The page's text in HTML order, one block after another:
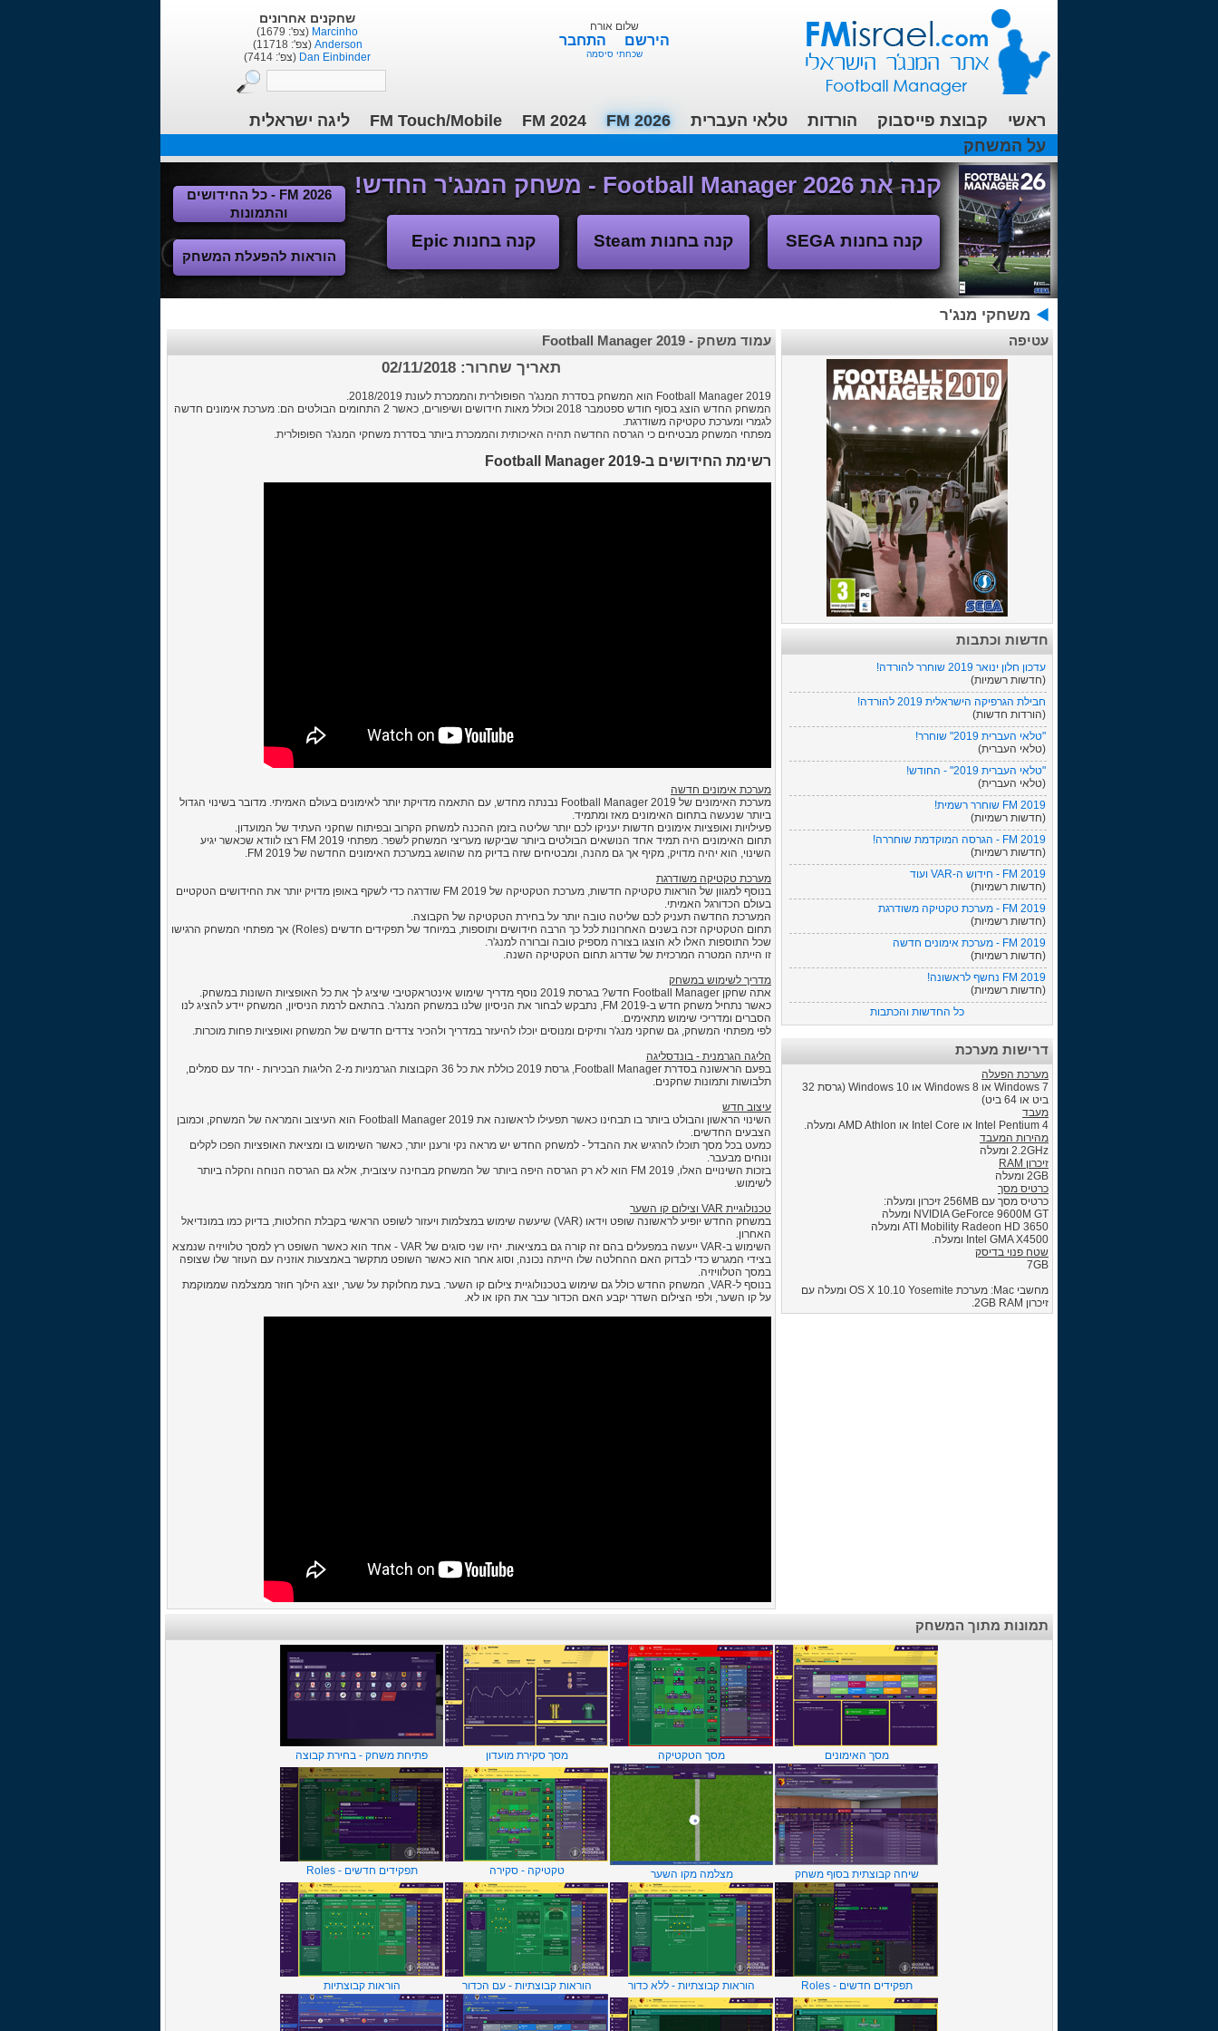
שחקנים אחרונים
Marcinho (צפ': 1679)
Anderson (צפ': 11718)
Dan Einbinder (צפ': 7414)
שלום אורח
הירשם התחבר
שכחתי סיסמה
ראשי קבוצת פייסבוק הורדות טלאי העברית FM 2026
FM 2024
FM Touch/Mobile
ליגה ישראלית
על המשחק
עכשיו בפורומים:מנג'ר 2010 - טבלת הליגה
קנה את Football Manager 2026 - משחק המנג'ר החדש!
קנה בחנות SEGA קנה בחנות Steam קנה בחנות Epic
FM 2026 - כל החידושים
והתמונות
הוראות להפעלת המשחק
משחקי מנג'ר
עטיפה
חדשות וכתבות
עדכון חלון ינואר 2019 שוחרר להורדה!
(חדשות רשמיות)
חבילת הגרפיקה הישראלית 2019 להורדה!
(הורדות חדשות)
"טלאי העברית 2019" שוחרר!
(טלאי העברית)
"טלאי העברית 2019" - החודש!
(טלאי העברית)
FM 2019 שוחרר רשמית!
(חדשות רשמיות)
FM 2019 - הגרסה המוקדמת שוחררה!
(חדשות רשמיות)
FM 2019 - חידוש ה-VAR ועוד
(חדשות רשמיות)
FM 2019 - מערכת טקטיקה משודרגת
(חדשות רשמיות)
FM 2019 - מערכת אימונים חדשה
(חדשות רשמיות)
FM 2019 נחשף לראשונה!
(חדשות רשמיות)
כל החדשות והכתבות
דרישות מערכת
מערכת הפעלה
Windows 7 או Windows 8 או Windows 10 (גרסת 32
ביט או 64 ביט)
מעבד
Intel Pentium 4 או Intel Core או AMD Athlon ומעלה.
מהירות המעבד
2.2GHz ומעלה
זיכרון RAM
2GB ומעלה
כרטיס מסך
כרטיס מסך עם 256MB זיכרון ומעלה:
NVIDIA GeForce 9600M GT ומעלה
ATI Mobility Radeon HD 3650 ומעלה
Intel GMA X4500 ומעלה.
שטח פנוי בדיסק
7GB
מחשבי Mac: מערכת OS X 10.10 Yosemite ומעלה עם
זיכרון 2GB RAM.
עמוד משחק - Football Manager 2019
תאריך שחרור: 02/11/2018
Football Manager 2019 הוא המשחק בסדרת המנג'ר הפופולרית והממכרת לעונת 2018/2019.
המשחק החדש הוצג בסוף חודש ספטמבר 2018 וכולל מאות חידושים ושיפורים, כאשר 2 התחומים הבולטים הם: מערכת אימונים חדשה
לגמרי ומערכת טקטיקה משודרגת.
מפתחי המשחק מבטיחים כי הגרסה החדשה תהיה האיכותית והממכרת ביותר בסדרת משחקי המנג'ר הפופולרית.
רשימת החידושים ב-Football Manager 2019
מערכת אימונים חדשה
מערכת האימונים של Football Manager 2019 נבנתה מחדש, עם התאמה מדויקת יותר לאימונים בעולם האמיתי. מדובר בשינוי הגדול
ביותר שנעשה בתחום האימונים מאז ומתמיד.
פעילויות ואופציות אימונים חדשות יעניקו לכם יותר שליטה בזמן ההכנה למשחק הקרוב ובפיתוח שחקני העתיד של המועדון.
תחום האימונים היה תמיד אחד הנושאים הבולטים ביותר שביקשו מעריצי המשחק לשפר. מפתחי FM 2019 רצו לוודא שכאשר יגיע
השינוי, הוא יהיה מדויק, מקיף אך גם מהנה, ומבטיחים שזה בדיוק מה שהושג במערכת האימונים החדשה של FM 2019.
מערכת טקטיקה משודרגת
בנוסף למגוון של הוראות טקטיקה חדשות, מערכת הטקטיקה של FM 2019 שודרגה כדי לשקף באופן מדויק יותר את החידושים הטקטיים
בעולם הכדורגל האמיתי.
המערכת החדשה תעניק לכם שליטה טובה יותר על בחירת הטקטיקה של הקבוצה.
תחום הטקטיקה זכה בשנים האחרונות לכל כך הרבה חידושים ותוספות, במיוחד של תפקידים חדשים (Roles) אך מפתחי המשחק הרגישו
שכל התוספות האלו לא הוצגו בצורה מספיק טובה וברורה למנג'ר.
זו הייתה המטרה המרכזית של שדרוג תחום הטקטיקה השנה.
מדריך לשימוש במשחק
אתה שחקן Football Manager חדש? בגרסת 2019 נוסף מדריך שימוש אינטראקטיבי שיציג לך את כל האופציות השונות במשחק.
כאשר נתחיל משחק חדש ב-FM 2019, נתבקש לבחור את הניסיון שלנו במשחק המנג'ר. בהתאם לרמת הניסיון, המשחק יידע להציג לנו
הסברים ומדריכי שימוש מתאימים.
לפי מפתחי המשחק, גם שחקני מנג'ר ותיקים ומנוסים יוכלו להיעזר במדריך ולהכיר צדדים חדשים של המשחק ואופציות פחות מוכרות.
הליגה הגרמנית - בונדסליגה
בפעם הראשונה בסדרת Football Manager, גרסת 2019 כוללת את כל 36 הקבוצות הגרמניות מ-2 הליגות הבכירות - יחד עם סמלים,
תלבושות ותמונות שחקנים.
עיצוב חדש
השינוי הראשון והבולט ביותר בו תבחינו כאשר תפעילו לראשונה את Football Manager 2019 הוא העיצוב והמראה של המשחק, וכמובן
הצבעים החדשים.
כמעט בכל מסך תוכלו להרגיש את ההבדל - למשחק החדש יש מראה נקי ורענן יותר, כאשר השימוש בו ומציאת האופציות הפכו לקלים
ונוחים מבעבר.
בזכות השינויים האלו, FM 2019 הוא לא רק הגרסה היפה ביותר של המשחק מבחינה עיצובית, אלא גם הגרסה הנוחה והקלה ביותר
לשימוש.
טכנולוגיית VAR וצילום קו השער
במשחק החדש יופיע לראשונה שופט וידאו (VAR) שיעשה שימוש במצלמות ויעזור לשופט הראשי בקבלת החלטות, בדיוק כמו במונדיאל
האחרון.
השימוש ב-VAR ייעשה במפעלים בהם זה קורה גם במציאות. יהיו שני סוגים של VAR - אחד הוא כאשר השופט רץ למסך טלוויזיה שנמצא
בצידי המגרש כדי לבדוק האם ההחלטה שלו הייתה נכונה, וסוג אחר הוא כאשר השופט מתקשר באמצעות אוזניה עם העוזר שלו שצופה
במסך הטלוויזיה.
בנוסף ל-VAR, המשחק החדש כולל גם שימוש בטכנולוגיית צילום קו השער. בעת מחלוקת על שער, יוצג הילוך חוזר ממצלמה שממוקמת
על קו השער, ולפי הצילום השדר יקבע האם הכדור עבר את הקו או לא.
תמונות מתוך המשחק
מסך האימונים מסך הטקטיקה מסך סקירת מועדון פתיחת משחק - בחירת קבוצה
שיחה קבוצתית בסוף משחק מצלמה מקו השער טקטיקה - סקירה תפקידים חדשים - Roles
תפקידים חדשים - Roles הוראות קבוצתיות - ללא כדור הוראות קבוצתיות - עם הכדור הוראות קבוצתיות